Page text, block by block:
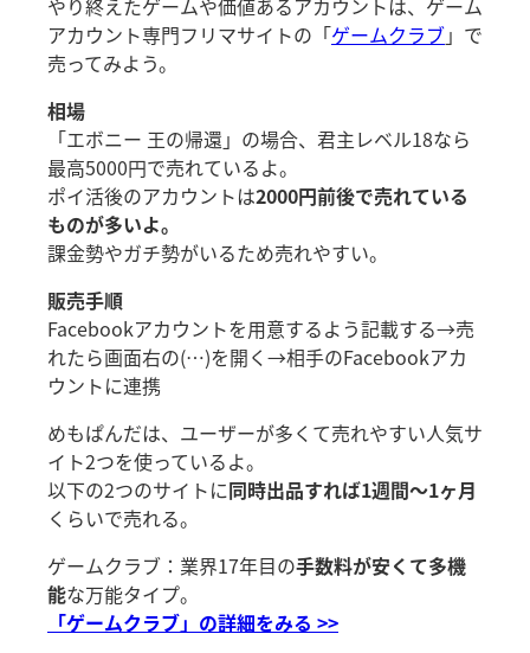
アカウント専門フリマサイトの「ゲームクラブ」で
売ってみよう。
相場
「エボニー 王の帰還」の場合、君主レベル18なら
最高5000円で売れているよ。
ポイ活後のアカウントは2000円前後で売れている
ものが多いよ。
課金勢やガチ勢がいるため売れやすい。
販売手順
Facebookアカウントを用意するよう記載する→売
れたら画面右の(…)を開く→相手のFacebookアカ
ウントに連携
めもぱんだは、ユーザーが多くて売れやすい人気サ
イト2つを使っているよ。
以下の2つのサイトに同時出品すれば1週間～1ヶ月
くらいで売れる。
ゲームクラブ：業界17年目の手数料が安くて多機
能な万能タイプ。
「ゲームクラブ」の詳細をみる >>